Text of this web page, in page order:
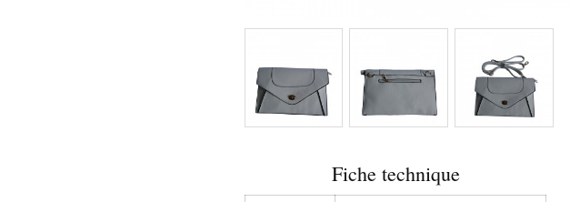
Fiche technique